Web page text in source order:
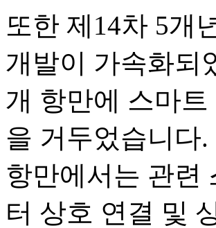
또한 제14차 5개
개발이 가속화되
개 항만에 스마
을 거두었습니다
항만에서는 관련
터 상호 연결 및